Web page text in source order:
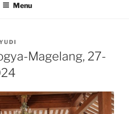
Menu
Magelang, 27-